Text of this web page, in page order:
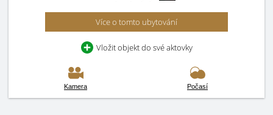
Více o tomto ubytování
Vložit objekt do své aktovky
Kamera Počasí